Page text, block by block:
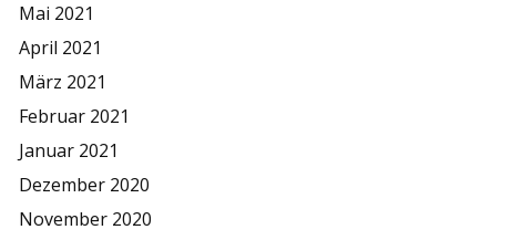
Mai 2021
April 2021
März 2021
Februar 2021
Januar 2021
Dezember 2020
November 2020